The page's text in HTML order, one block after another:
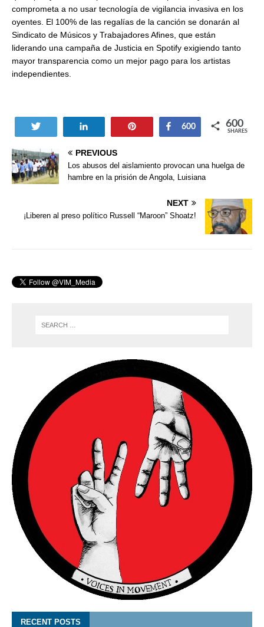
comprometa a no usar tecnología de vigilancia invasiva en los
oyentes. El 100% de las regalías de la canción se donarán al
Sindicato de Músicos y Trabajadores Afines, que están
liderando una campaña de Justicia en Spotify exigiendo tanto
mayor transparencia como un mejor pago para los artistas
independientes.
Share
600 600
SHARES
PREVIOUS
Los abusos del aislamiento provocan una huelga de
hambre en la prisión de Angola, Luisiana
NEXT
¡Liberen al preso político Russell “Maroon” Shoatz!
RECENT POSTS